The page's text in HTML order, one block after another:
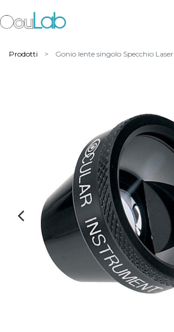
Prodotti Gonio lente singolo Specchio Laser